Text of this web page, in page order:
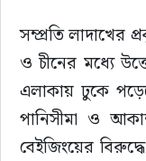
সম্প্রতি লাদাখের
ও চীনের মধ্যে
এলাকায় ঢুকে
পানিসীমা ও
বেইজিংয়ের